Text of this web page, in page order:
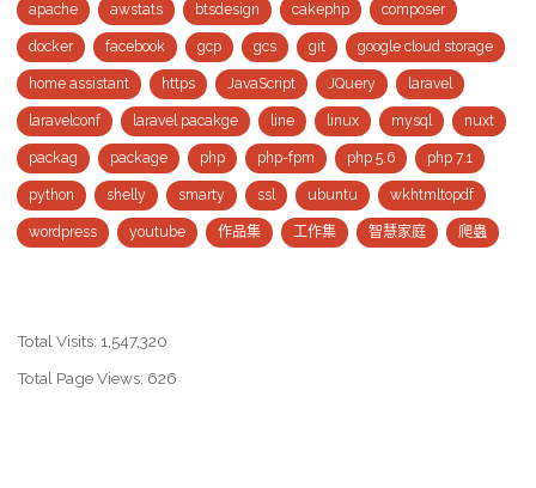
apache awstats btsdesign cakephp composer
docker facebook gcp gcs git google cloud storage
home assistant https JavaScript JQuery laravel
laravelconf laravel pacakge line linux mysql nuxt
packag package php php-fpm php 5.6 php 7.1
python shelly smarty ssl ubuntu wkhtmltopdf
wordpress youtube 作品集 工作集 智慧家庭 爬蟲
Total Visits: 1,547,320
Total Page Views: 626